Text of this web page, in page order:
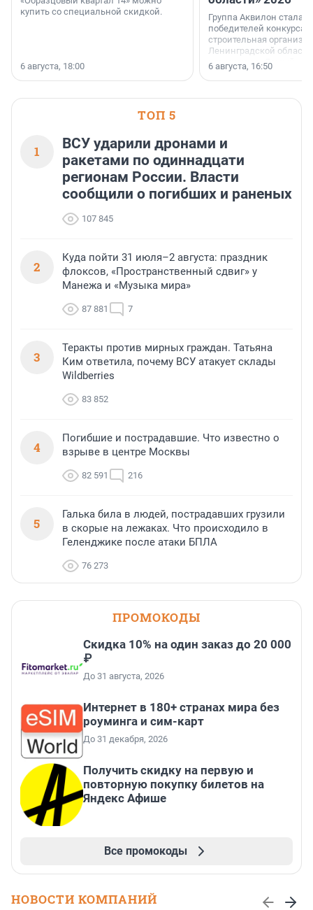
купить со специальной скидкой.
6 августа, 18:00
Группа Аквилон стала
победителей конкурса
строительная
Ленинградской области
номинации «Самый
застройщик
области».
6 августа, 16:50
ТОП 5
1
ВСУ ударили дронами и
ракетами по одиннадцати
регионам России. Власти
сообщили о погибших и раненых
107 845
2
Куда пойти 31 июля–2 августа: праздник
флоксов, «Пространственный сдвиг» у
Манежа и «Музыка мира»
87 881 7
3
Теракты против мирных граждан. Татьяна
Ким ответила, почему ВСУ атакует склады
Wildberries
83 852
4
Погибшие и пострадавшие. Что известно о
взрыве в центре Москвы
82 591 216
5
Галька била в людей, пострадавших грузили
в скорые на лежаках. Что происходило в
Геленджике после атаки БПЛА
76 273
ПРОМОКОДЫ
Скидка 10% на один заказ до 20 000
₽
До 31 августа, 2026
Интернет в 180+ странах мира без
роуминга и сим-карт
До 31 декабря, 2026
Получить скидку на первую и
повторную покупку билетов на
Яндекс Афише
Все промокоды
НОВОСТИ КОМПАНИЙ